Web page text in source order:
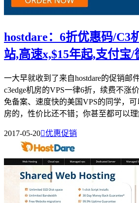
hostdare：6折优惠码/C3
站,高速x,$15年起,支付宝/
一大早就收到了来自hostdare的促销邮
c3edge机房的VPS一律6折，续费不涨
免备案、速度快的美国VPS的同学，可
房的，性价比还不错；你甚至都可以理
2017-05-20优惠促销